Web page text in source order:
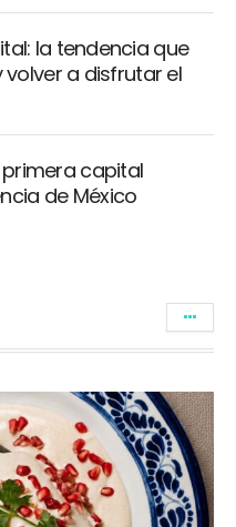
la tendencia que
a disfrutar el
primera capital
de México